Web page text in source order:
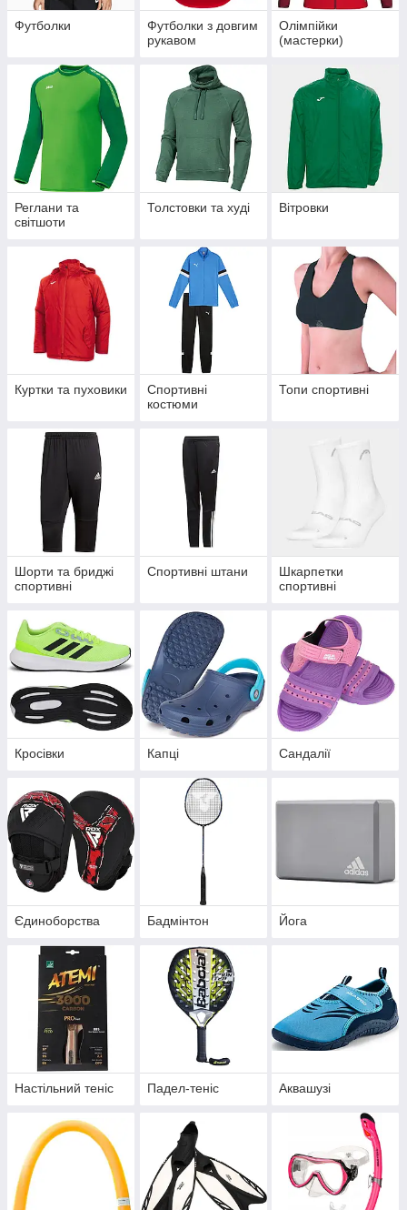
Футболки
Футболки з довгим
рукавом
Олімпійки
(мастерки)
Реглани та
світшоти
Толстовки та худі Вітровки
Куртки та пуховики
Спортивні
костюми
Топи спортивні
Шорти та бриджі
спортивні
Спортивні штани
Шкарпетки
спортивні
Кросівки Капці Сандалії
Єдиноборства Бадмінтон Йога
Настільний теніс Падел-теніс Аквашузі